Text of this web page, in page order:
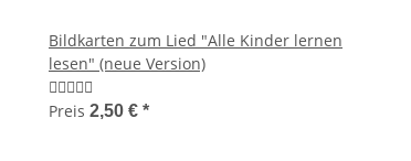
Bildkarten zum Lied "Alle Kinder lernen
lesen" (neue Version)
Preis 2,50 € *